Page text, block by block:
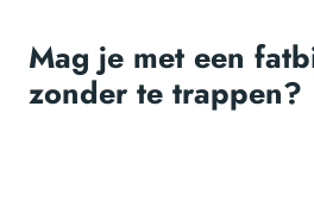
Mag je met een
zonder te trappen?